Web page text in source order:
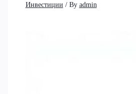
Инвестиции / By admin